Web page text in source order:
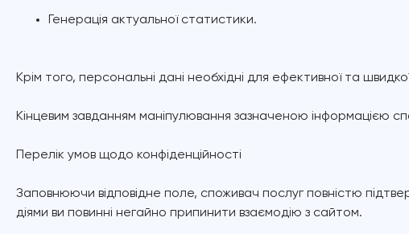
Генерація актуальної статистики.
Крім того, персональні дані необхідні для ефективної та
Кінцевим завданням маніпулювання зазначеною інформацією
Перелік умов щодо конфіденційності
Заповнюючи відповідне поле, споживач послуг повністю
діями ви повинні негайно припинити взаємодію з сайтом.